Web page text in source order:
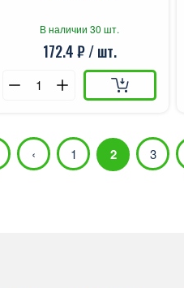
В наличии 30 шт.
172.4 ₽ / шт.
‹ 1 2 3